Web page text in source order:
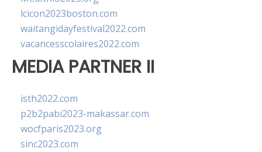
lcicon2023boston.com
waitangidayfestival2022.com
vacancesscolaires2022.com
MEDIA PARTNER II
isth2022.com
p2b2pabi2023-makassar.com
wocfparis2023.org
sinc2023.com